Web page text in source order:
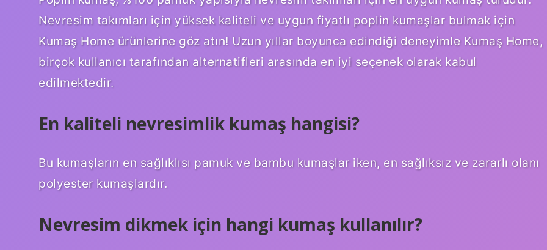
Nevresim takımları için yüksek kaliteli ve uygun fiyatlı poplin kumaşlar bulmak için
Kumaş Home ürünlerine göz atın! Uzun yıllar boyunca edindiği deneyimle Kumaş Home,
birçok kullanıcı tarafından alternatifleri arasında en iyi seçenek olarak kabul
edilmektedir.
En kaliteli nevresimlik kumaş hangisi?
Bu kumaşların en sağlıklısı pamuk ve bambu kumaşlar iken, en sağlıksız ve zararlı olanı
polyester kumaşlardır.
Nevresim dikmek için hangi kumaş kullanılır?